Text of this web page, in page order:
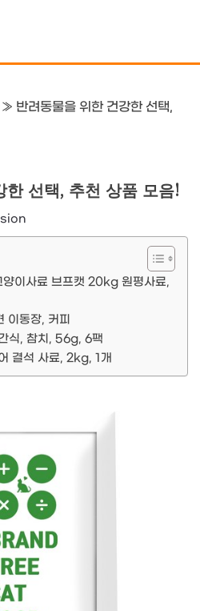
» 반려동물을 위한 건강한 선택,
한 선택, 추천 상품 모음!
양이사료 브프캣 20kg 원평사료,
이동장, 커피
식, 참치, 56g, 6팩
결석 사료, 2kg, 1개